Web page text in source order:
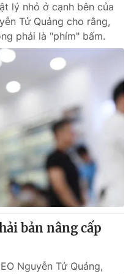
lý nhỏ ở cạnh bên của
Tử Quảng cho rằng,
phải là "phím" bấm.
bản nâng cấp
Nguyễn Tử Quảng,